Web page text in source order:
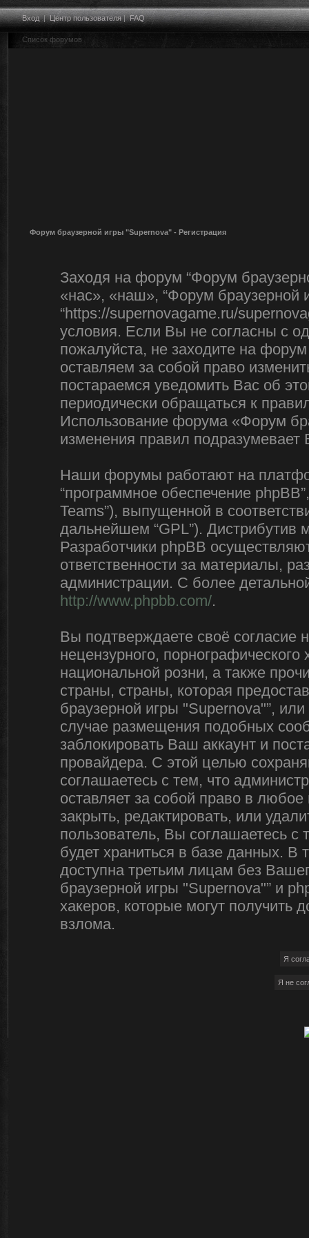
Вход|Центр пользователя|FAQ
Список форумов
Форум браузерной игры "Supernova" - Регистрация
Заходя на форум “Форум
«нас», «наш», “Форум браузерной
“https://supernovagame.ru/
условия. Если Вы не согласны с
пожалуйста, не заходите на
оставляем за собой право
постараемся уведомить Вас об
периодически обращаться к
Использование форума «Форум
изменения правил
Наши форумы работают на
“программное обеспечение
Teams”), выпущенной в
дальнейшем “GPL”). Дистрибутив
Разработчики phpBB
ответственности за материалы,
администрации. С более
http://www.phpbb.com/.
Вы подтверждаете своё согласие
нецензурного, порнографического
национальной розни, а также
страны, страны, которая
браузерной игры "Supernova"”,
случае размещения подобных
заблокировать Ваш аккаунт и
провайдера. С этой целью
соглашаетесь с тем, что
оставляет за собой право в
закрыть, редактировать, или
пользователь, Вы соглашаетесь
будет храниться в базе данных.
доступна третьим лицам без
браузерной игры "Supernova"” и
хакеров, которые могут получить
взлома.